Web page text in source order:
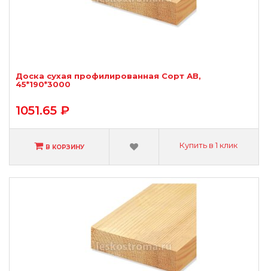
Доска сухая профилированная Сорт АВ,
45*190*3000
1051.65 ₽
В КОРЗИНУ Купить в 1 клик